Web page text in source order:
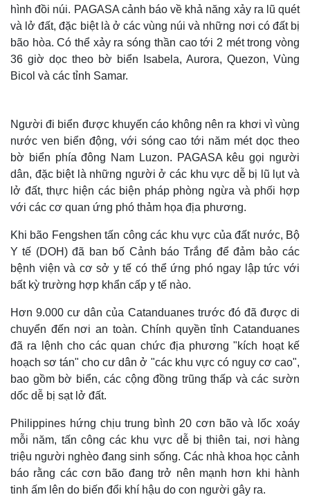
Quan sát
Cuộc sống đó đây
Hồ sơ
Video
Ảnh
E-Magazine
Infographic
hình đồi núi. PAGASA cảnh báo về khả năng xảy ra lũ quét
và lở đất, đặc biệt là ở các vùng núi và những nơi có đất bị
bão hòa. Có thể xảy ra sóng thần cao tới 2 mét trong vòng
36 giờ dọc theo bờ biển Isabela, Aurora, Quezon, Vùng
Bicol và các tỉnh Samar.
Người đi biển được khuyến cáo không nên ra khơi vì vùng
nước ven biển động, với sóng cao tới năm mét dọc theo
bờ biển phía đông Nam Luzon. PAGASA kêu gọi người
dân, đặc biệt là những người ở các khu vực dễ bị lũ lụt và
lở đất, thực hiện các biện pháp phòng ngừa và phối hợp
với các cơ quan ứng phó thảm họa địa phương.
Khi bão Fengshen tấn công các khu vực của đất nước, Bộ
Y tế (DOH) đã ban bố Cảnh báo Trắng để đảm bảo các
bệnh viện và cơ sở y tế có thể ứng phó ngay lập tức với
bất kỳ trường hợp khẩn cấp y tế nào.
Hơn 9.000 cư dân của Catanduanes trước đó đã được di
chuyển đến nơi an toàn. Chính quyền tỉnh Catanduanes
đã ra lệnh cho các quan chức địa phương "kích hoạt kế
hoạch sơ tán" cho cư dân ở "các khu vực có nguy cơ cao",
bao gồm bờ biển, các cộng đồng trũng thấp và các sườn
dốc dễ bị sạt lở đất.
Philippines hứng chịu trung bình 20 cơn bão và lốc xoáy
mỗi năm, tấn công các khu vực dễ bị thiên tai, nơi hàng
triệu người nghèo đang sinh sống. Các nhà khoa học cảnh
báo rằng các cơn bão đang trở nên mạnh hơn khi hành
tinh ấm lên do biến đổi khí hậu do con người gây ra.